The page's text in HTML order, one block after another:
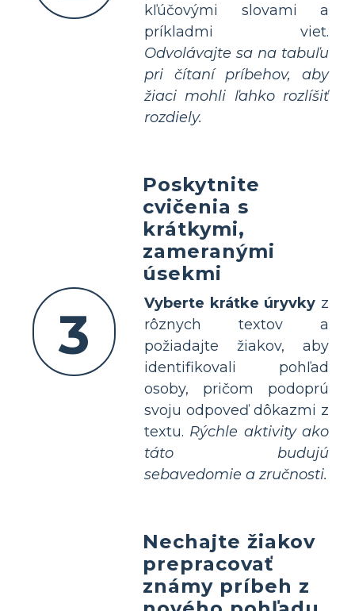
kľúčovými slovami a
príkladmi viet.
Odvolávajte sa na tabuľu
pri čítaní príbehov, aby
žiaci mohli ľahko rozlíšiť
rozdiely.
3
Poskytnite
cvičenia s
krátkymi,
zameranými
úsekmi
Vyberte krátke úryvky z
rôznych textov a
požiadajte žiakov, aby
identifikovali pohľad
osoby, pričom podoprú
svoju odpoveď dôkazmi z
textu. Rýchle aktivity ako
táto budujú
sebavedomie a zručnosti.
Nechajte žiakov
prepracovať
známy príbeh z